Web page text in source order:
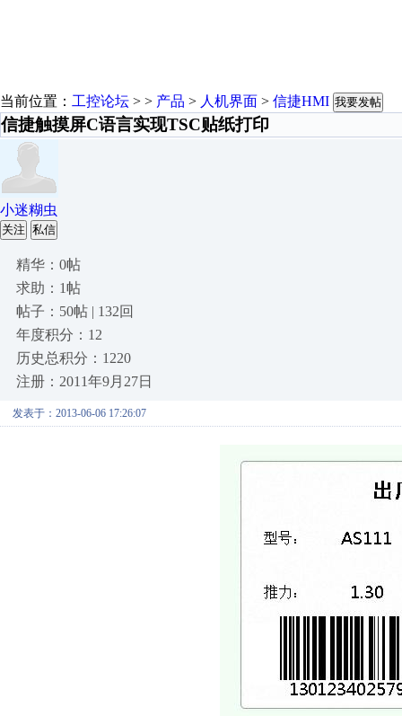
当前位置： 工控论坛 > > 产品 > 人机界面 > 信捷HMI 我要发帖
信捷触摸屏C语言实现TSC贴纸打印
小迷糊虫
关注 私信
精华：0帖
求助：1帖
帖子：50帖 | 132回
年度积分：12
历史总积分：1220
注册：2011年9月27日
发表于：2013-06-06 17:26:07